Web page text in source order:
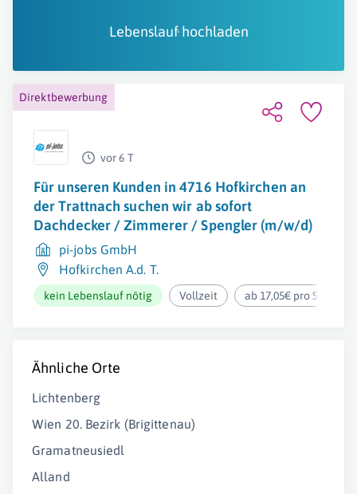
Lebenslauf hochladen
Direktbewerbung
vor 6 T
Für unseren Kunden in 4716 Hofkirchen an
der Trattnach suchen wir ab sofort
Dachdecker / Zimmerer / Spengler (m/w/d)
pi-jobs GmbH
Hofkirchen A.d. T.
kein Lebenslauf nötig Vollzeit ab 17,05€ pro Stunde
Ähnliche Orte
Lichtenberg
Wien 20. Bezirk (Brigittenau)
Gramatneusiedl
Alland